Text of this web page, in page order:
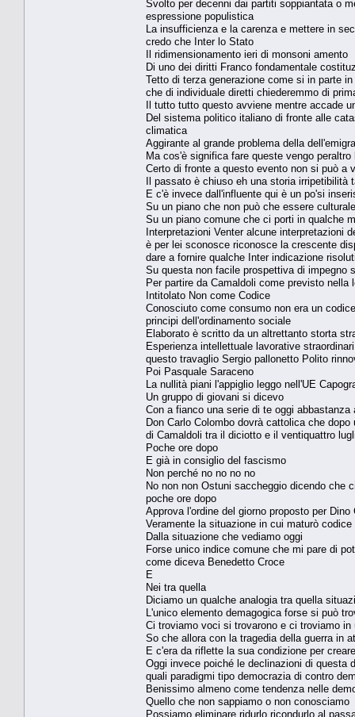
Svolto per decenni dai partiti soppiantata o
espressione populistica
La insufficienza e la carenza e mettere in
credo che Inter lo Stato
Il ridimensionamento ieri di monsoni amento
Di uno dei diritti Franco fondamentale
Tetto di terza generazione come si in parte
che di individuale diretti chiederemmo di
Il tutto tutto questo avviene mentre accade
Del sistema politico italiano di fronte alle
climatica
Aggirante al grande problema della
Ma cos'è significa fare queste vengo
Certo di fronte a questo evento non si può a
Il passato è chiuso eh una storia irripetibilità
E c'è invece dall'influente qui è un po'si
Su un piano che non può che essere
Su un piano comune che ci porti in qualche
Interpretazioni Venter alcune interpretazioni
è per lei sconosce riconosce la crescente
dare a fornire qualche Inter indicazione
Su questa non facile prospettiva di impegno
Per partire da Camaldoli come previsto
Intitolato Non come Codice
Conosciuto come consumo non era un
principi dell'ordinamento sociale
Elaborato è scritto da un altrettanto storta
Esperienza intellettuale lavorative
questo travaglio Sergio pallonetto Polito
Poi Pasquale Saraceno
La nullità piani l'appiglio leggo nell'UE
Un gruppo di giovani si dicevo
Con a fianco una serie di te oggi
Don Carlo Colombo dovrà cattolica che
di Camaldoli tra il diciotto e il ventiquattro
Poche ore dopo
E già in consiglio del fascismo
Non perché no no no no
No non non Ostuni saccheggio dicendo che
poche ore dopo
Approva l'ordine del giorno proposto per
Veramente la situazione in cui maturò
Dalla situazione che vediamo oggi
Forse unico indice comune che mi pare di
come diceva Benedetto Croce
E
Nei tra quella
Diciamo un qualche analogia tra quella
L'unico elemento demagogica forse si può
Ci troviamo voci si trovarono e ci troviamo
So che allora con la tragedia della guerra in
E c'era da riflette la sua condizione per
Oggi invece poiché le declinazioni di questa
quali paradigmi tipo democrazia di contro
Benissimo almeno come tendenza nelle
Quello che non sappiamo o non conosciamo
Possiamo eliminare ridurlo ricondurlo al